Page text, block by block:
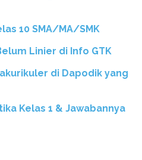
10 SMA/MA/SMK
Linier di Info GTK
di Dapodik yang
Kelas 1 & Jawabannya